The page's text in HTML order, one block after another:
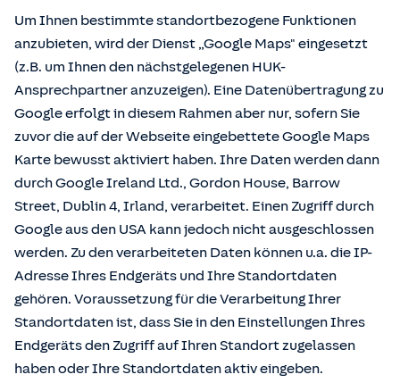
Um Ihnen bestimmte standortbezogene Funktionen
anzubieten, wird der Dienst „Google Maps" eingesetzt
(z.B. um Ihnen den nächstgelegenen HUK-
Ansprechpartner anzuzeigen). Eine Datenübertragung zu
Google erfolgt in diesem Rahmen aber nur, sofern Sie
zuvor die auf der Webseite eingebettete Google Maps
Karte bewusst aktiviert haben. Ihre Daten werden dann
durch Google Ireland Ltd., Gordon House, Barrow
Street, Dublin 4, Irland, verarbeitet. Einen Zugriff durch
Google aus den USA kann jedoch nicht ausgeschlossen
werden. Zu den verarbeiteten Daten können u.a. die IP-
Adresse Ihres Endgeräts und Ihre Standortdaten
gehören. Voraussetzung für die Verarbeitung Ihrer
Standortdaten ist, dass Sie in den Einstellungen Ihres
Endgeräts den Zugriff auf Ihren Standort zugelassen
haben oder Ihre Standortdaten aktiv eingeben.